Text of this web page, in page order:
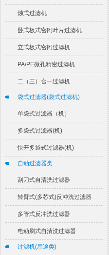
烛式过滤机
卧式板式密闭叶片过滤机
立式板式密闭过滤机
PA/PE微孔精密过滤机
二（三）合一过滤机
袋式过滤器(袋式过滤机)
单袋式过滤器（机）
多袋式过滤器(机)
快开多袋式过滤器(机)
自动过滤器类
刮刀式自清洗过滤器
转臂式(多芯式)反冲洗过滤器
多管式反冲洗过滤器
电动刷式自清洗过滤器
过滤机(用途类)